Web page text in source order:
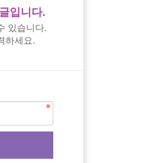
입니다.
있습니다.
하세요.